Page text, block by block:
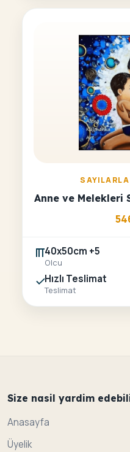
Anne ve Melekleri
40x50cm +5
Olcu
Hızlı Teslimat
Teslimat
Size nasil yardim
Anasayfa
Üyelik